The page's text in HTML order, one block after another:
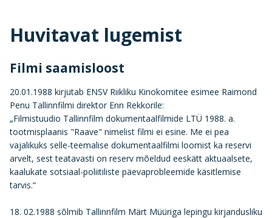
Huvitavat lugemist
Filmi saamisloost
20.01.1988 kirjutab ENSV Riikliku Kinokomitee esimee Raimond
Penu Tallinnfilmi direktor Enn Rekkorile:
„Filmistuudio Tallinnfilm dokumentaalfilmide LTÜ 1988. a.
tootmisplaanis "Raave" nimelist filmi ei esine. Me ei pea
vajalikuks selle-teemalise dokumentaalfilmi loomist ka reservi
arvelt, sest teatavasti on reserv mõeldud eeskätt aktuaalsete,
kaalukate sotsiaal-poliitiliste päevaprobleemide käsitlemise
tarvis.“
18. 02.1988 sõlmib Tallinnfilm Märt Müüriga lepingu kirjandusliku